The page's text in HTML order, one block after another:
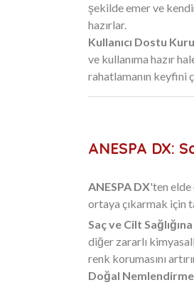
şekilde emer ve
hazırlar.
Kullanıcı Dostu
ve kullanıma hazır
rahatlamanın keyfini
ANESPA DX:
ANESPA DX'ten
ortaya çıkarmak için
Saç ve Cilt Sağlığına
diğer zararlı
renk korumasını
Doğal